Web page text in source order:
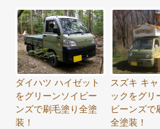
ダイハツ ハイゼット
をグリーンソイビー
ンズで刷毛塗り全塗
装！
スズキ キ
ックをグリ
ビーンズで
全塗装！